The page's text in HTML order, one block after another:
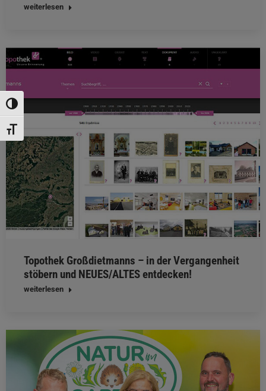
Umschalten auf hohe Kontraste
Schrift vergrößern
weiterlesen
Topothek Großdietmanns – in der Vergangenheit
stöbern und NEUES/ALTES entdecken!
weiterlesen